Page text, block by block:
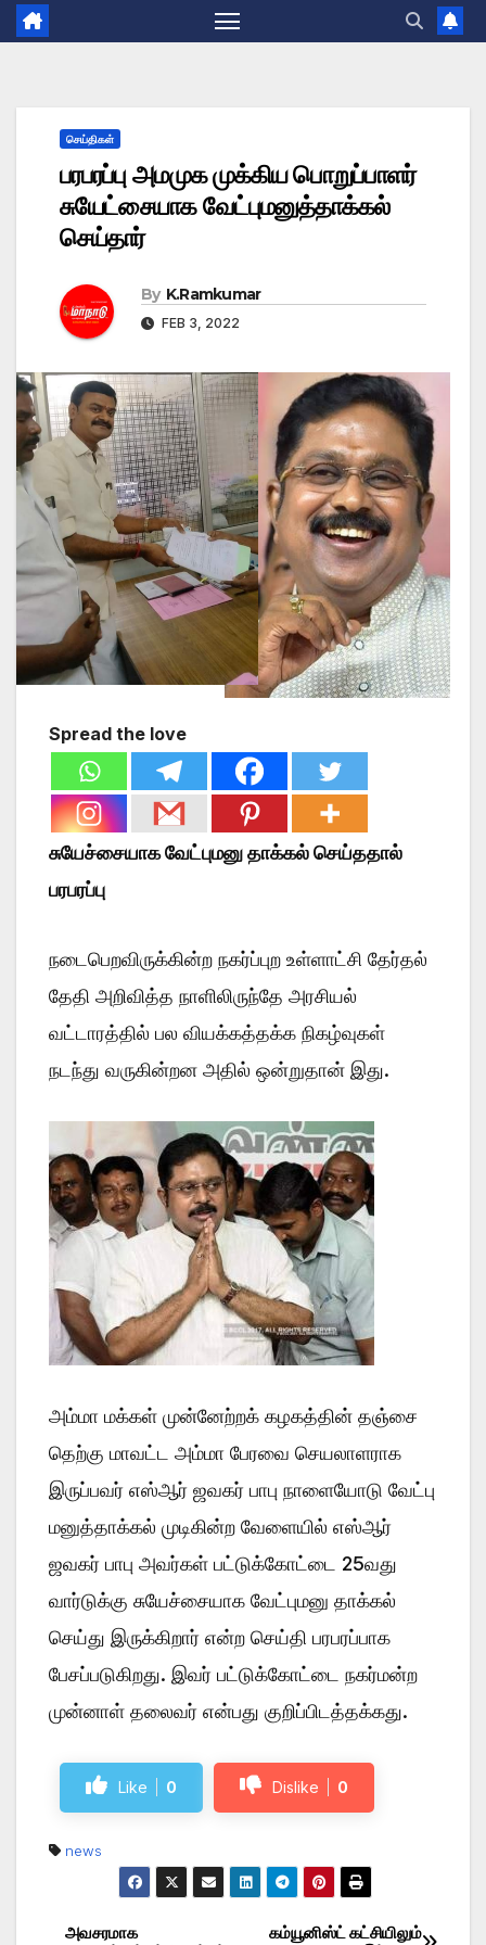
செய்திகள்
பரபரப்பு அமமுக முக்கிய பொறுப்பாளர்
சுயேட்சையாக வேட்புமனுத்தாக்கல்
செய்தார்
By K.Ramkumar
FEB 3, 2022
Spread the love
சுயேச்சையாக வேட்புமனு தாக்கல் செய்ததால்
பரபரப்பு
நடைபெறவிருக்கின்ற நகர்ப்புற உள்ளாட்சி தேர்தல்
தேதி அறிவித்த நாளிலிருந்தே அரசியல்
வட்டாரத்தில் பல வியக்கத்தக்க நிகழ்வுகள்
நடந்து வருகின்றன அதில் ஒன்றுதான் இது.
அம்மா மக்கள் முன்னேற்றக் கழகத்தின் தஞ்சை
தெற்கு மாவட்ட அம்மா பேரவை செயலாளராக
இருப்பவர் எஸ்ஆர் ஜவகர் பாபு நாளையோடு வேட்பு
மனுத்தாக்கல் முடிகின்ற வேளையில் எஸ்ஆர்
ஜவகர் பாபு அவர்கள் பட்டுக்கோட்டை 25வது
வார்டுக்கு சுயேச்சையாக வேட்புமனு தாக்கல்
செய்து இருக்கிறார் என்ற செய்தி பரபரப்பாக
பேசப்படுகிறது. இவர் பட்டுக்கோட்டை நகர்மன்ற
முன்னாள் தலைவர் என்பது குறிப்பிடத்தக்கது.
Like 0 Dislike 0
news
கம்யூனிஸ்ட் கட்சியிலும்
அவசரமாக